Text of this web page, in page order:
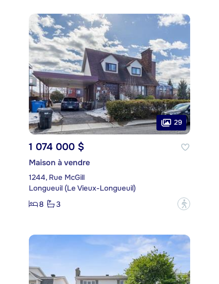
29
1 074 000 $
Maison à vendre
1244, Rue McGill
Longueuil (Le Vieux-Longueuil)
8
3 ?